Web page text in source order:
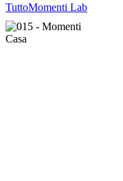
TuttoMomenti Lab